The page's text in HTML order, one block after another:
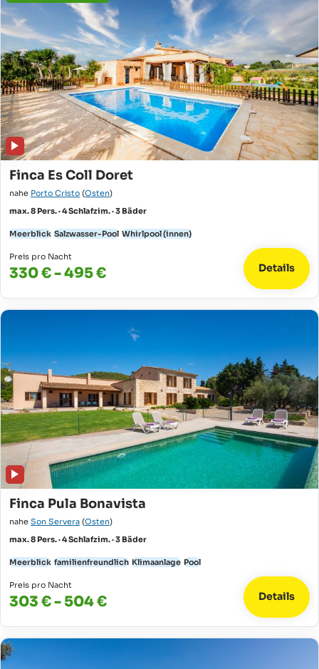
Finca Es Coll Doret
nahe Porto Cristo (Osten)
max. 8 Pers. · 4 Schlafzim. · 3 Bäder
Meerblick Salzwasser-Pool Whirlpool (innen)
Preis pro Nacht
330 € - 495 € Details
Finca Pula Bonavista
nahe Son Servera (Osten)
max. 8 Pers. · 4 Schlafzim. · 3 Bäder
Meerblick familienfreundlich Klimaanlage Pool
Preis pro Nacht
303 € - 504 € Details